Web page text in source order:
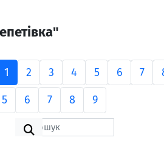
1 2 3 4 5 6 7
5 6 7 8 9